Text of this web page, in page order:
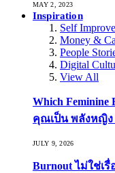
MAY 2, 2023
Inspiration
Self
Money &
People
Digital
View All
Which Feminine
คุณเป็น พลังหญิง
JULY 9, 2026
Burnout ไม่ใช่เรื่